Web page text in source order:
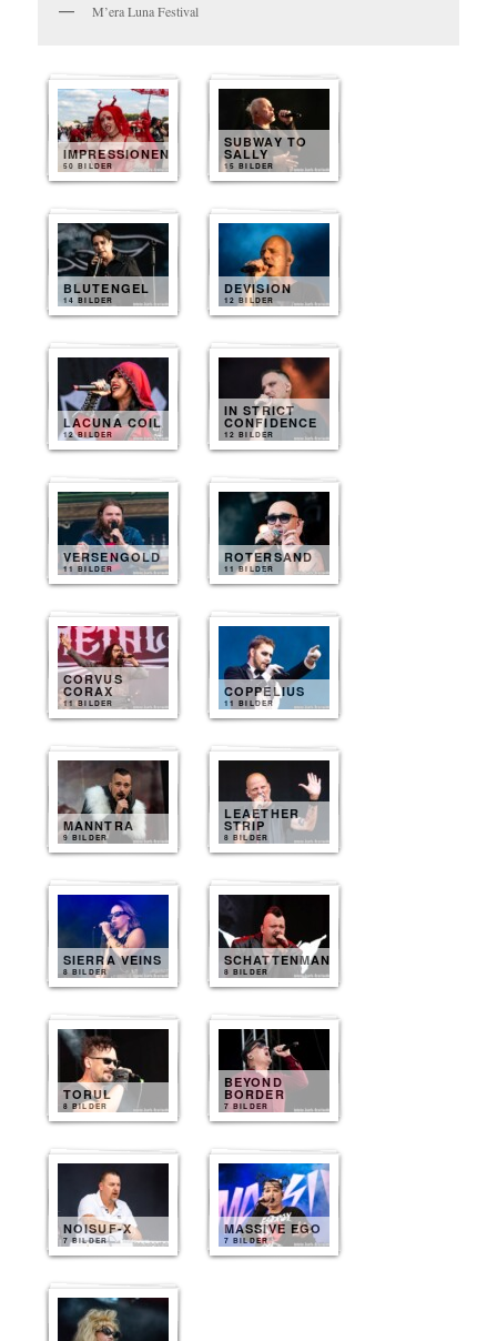
M’era Luna Festival
IMPRESSIONEN
50 BILDER
SUBWAY TO
SALLY
15 BILDER
BLUTENGEL
14 BILDER
DEVISION
12 BILDER
LACUNA COIL
12 BILDER
IN STRICT
CONFIDENCE
12 BILDER
VERSENGOLD
11 BILDER
ROTERSAND
11 BILDER
CORVUS
CORAX
11 BILDER
COPPELIUS
11 BILDER
MANNTRA
9 BILDER
LEAETHER
STRIP
8 BILDER
SIERRA VEINS
8 BILDER
SCHATTENMANN
8 BILDER
TORUL
8 BILDER
BEYOND
BORDER
7 BILDER
NOISUF-X
7 BILDER
MASSIVE EGO
7 BILDER